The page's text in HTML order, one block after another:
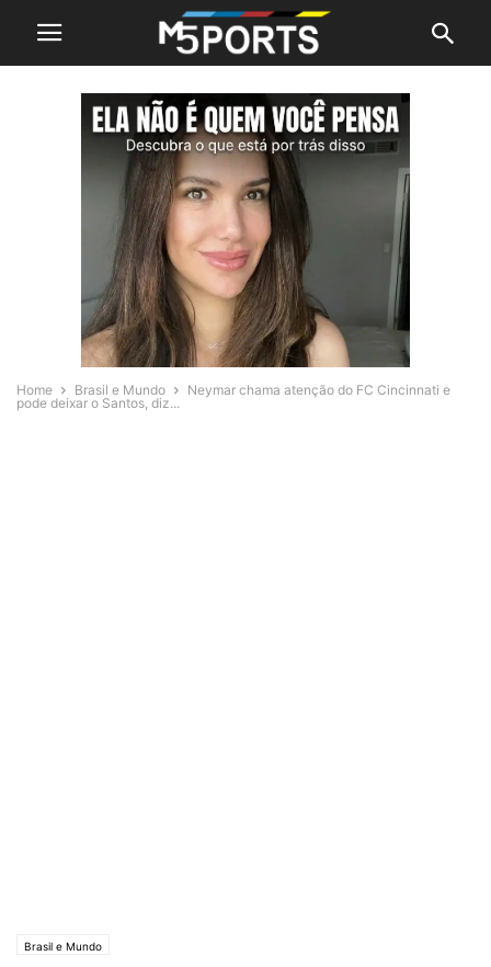
Home Brasil e Mundo
Neymar chama atenção do FC Cincinnati e
pode deixar o Santos, diz...
Brasil e Mundo